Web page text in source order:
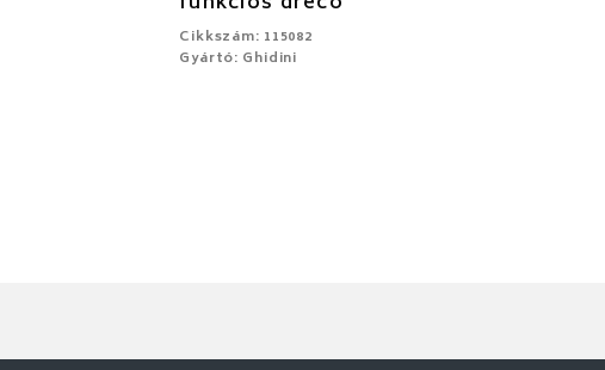
Cikkszám: 115082
Gyártó: Ghidini